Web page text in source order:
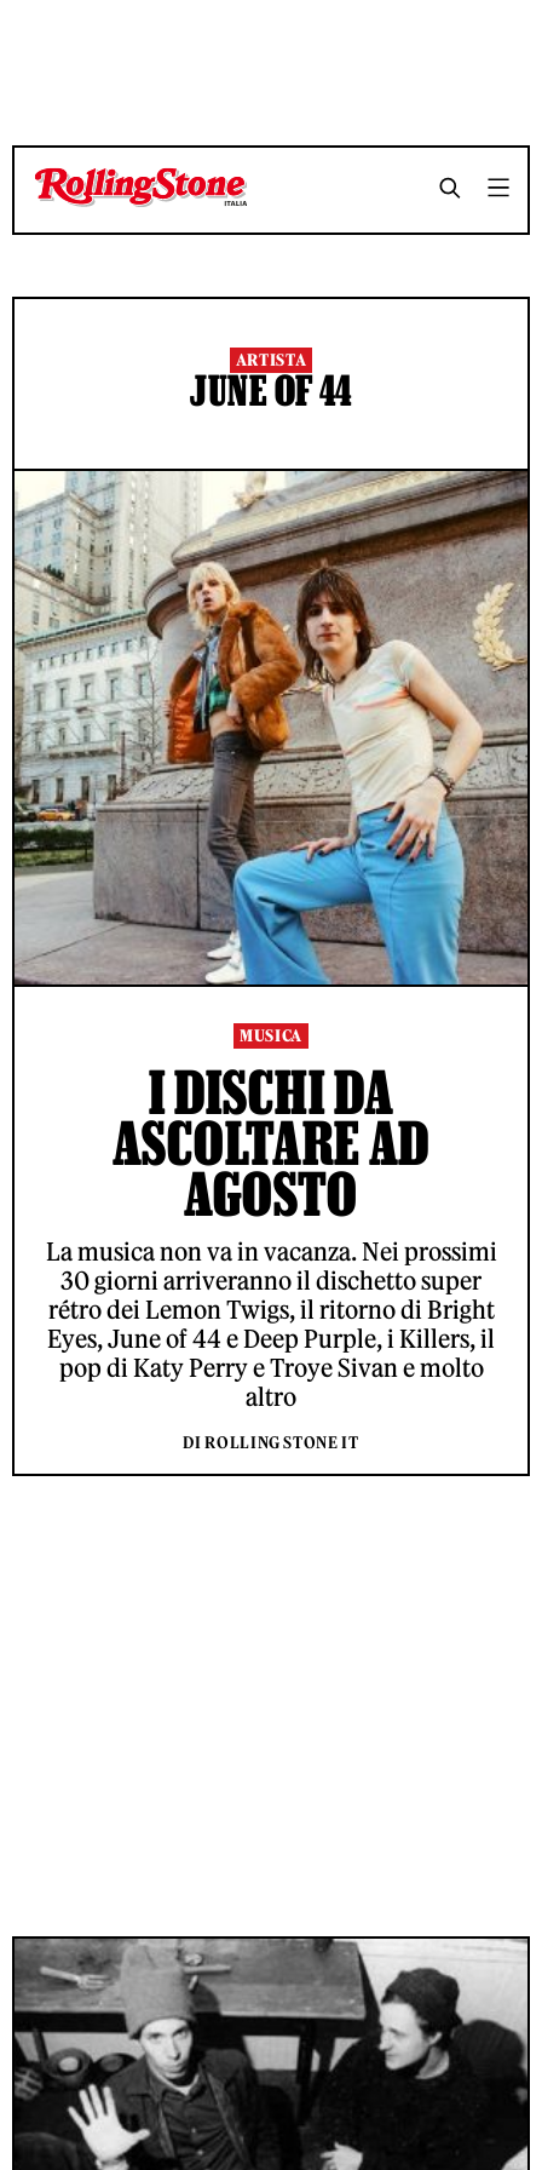
ARTISTA
JUNE OF 44
MUSICA
I DISCHI DA
ASCOLTARE AD
AGOSTO
La musica non va in vacanza. Nei prossimi
30 giorni arriveranno il dischetto super
rétro dei Lemon Twigs, il ritorno di Bright
Eyes, June of 44 e Deep Purple, i Killers, il
pop di Katy Perry e Troye Sivan e molto
altro
DI ROLLING STONE IT